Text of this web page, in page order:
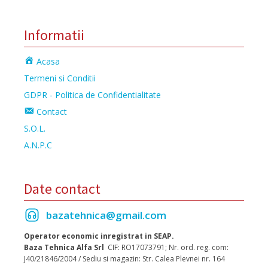
Informatii
Acasa
Termeni si Conditii
GDPR - Politica de Confidentialitate
Contact
S.O.L.
A.N.P.C
Date contact
bazatehnica@gmail.com
Operator economic inregistrat in SEAP.
Baza Tehnica Alfa Srl CIF: RO17073791; Nr. ord. reg. com:
J40/21846/2004 / Sediu si magazin: Str. Calea Plevnei nr. 164